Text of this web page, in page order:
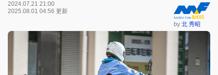
2024.07.21 21:00
2025.08.01 04:56 更新
by北 秀昭